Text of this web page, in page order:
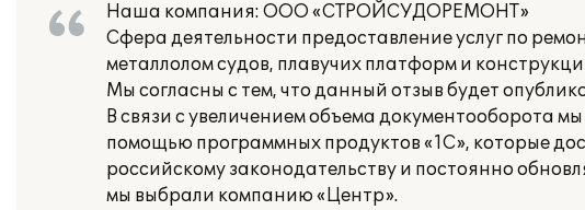
Наша компания: ООО «СТРОЙСУДОРЕМОНТ»
Сфера деятельности предоставление услуг по
металлолом судов, плавучих платформ и
Мы согласны с тем, что данный отзыв будет
В связи с увеличением объема документооборота
помощью программных продуктов «1С», которые
российскому законодательству и постоянно
мы выбрали компанию «Центр».